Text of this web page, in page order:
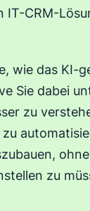
IT-CRM-
wie das KI-
Sie dabei
zu
zu